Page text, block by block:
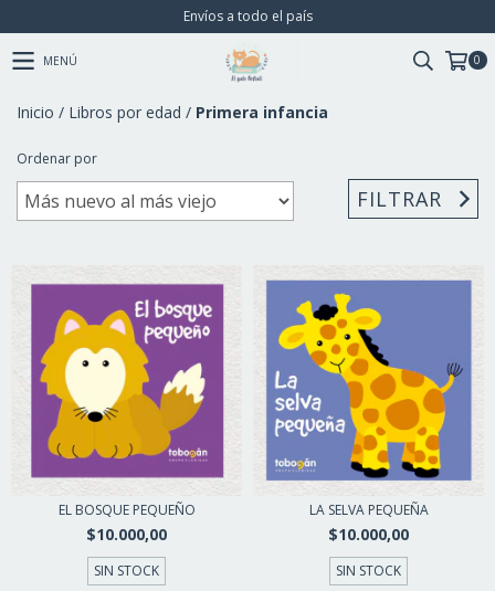
Envíos a todo el país
MENÚ 0
Inicio / Libros por edad / Primera infancia
Ordenar por
FILTRAR
EL BOSQUE PEQUEÑO
$10.000,00
SIN STOCK
LA SELVA PEQUEÑA
$10.000,00
SIN STOCK